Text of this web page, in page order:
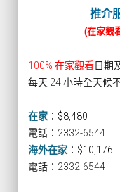
推介
(在家觀
100% 在家觀看日期
每天 24 小時全天候
在家 ： $8,480
電話：2332-6544
海外在家 ： $10,176
電話：2332-6544